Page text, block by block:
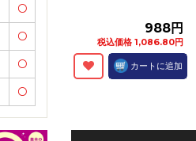
〇
〇
〇
〇
988円
税込価格 1,086.80円
カートに追加